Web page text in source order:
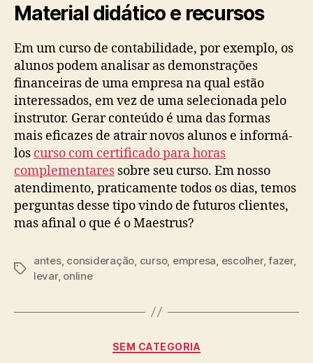
Material didático e recursos
Em um curso de contabilidade, por exemplo, os
alunos podem analisar as demonstrações
financeiras de uma empresa na qual estão
interessados, em vez de uma selecionada pelo
instrutor. Gerar conteúdo é uma das formas
mais eficazes de atrair novos alunos e informá-
los curso com certificado para horas
complementares sobre seu curso. Em nosso
atendimento, praticamente todos os dias, temos
perguntas desse tipo vindo de futuros clientes,
mas afinal o que é o Maestrus?
Tags
antes, consideração curso, empresa escolher,fazer,
levar, online
Categorias
SEM CATEGORIA